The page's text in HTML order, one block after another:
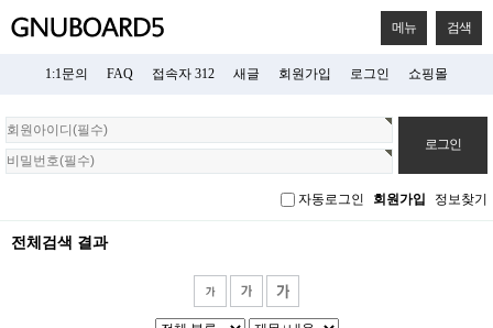
메뉴 검색
1:1문의 FAQ 접속자 312 새글 회원가입 로그인 쇼핑몰
회
원
로
자동로그인 회원가입 정보찾기
전체검색 결과